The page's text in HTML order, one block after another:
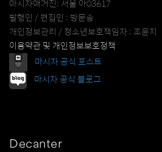
마시자매거진: 서울 아03617
발행인 / 편집인 : 방문송
개인정보관리 / 청소년보호책임자 : 조윤지
이용약관 및 개인정보보호정책
마시자 공식 포스트
마시자 공식 블로그
Decanter